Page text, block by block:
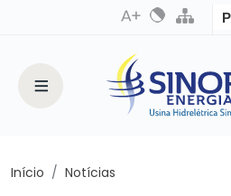
Início Notícias